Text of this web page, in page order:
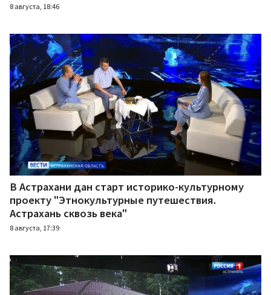
8 августа, 18:46
В Астрахани дан старт историко-культурному
проекту "Этнокультурные путешествия.
Астрахань сквозь века"
8 августа, 17:39